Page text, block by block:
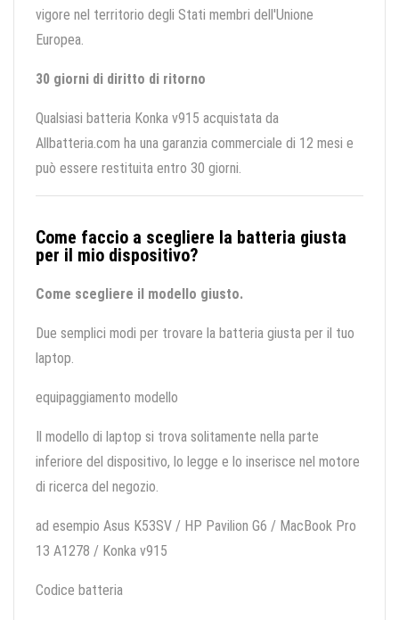
vigore nel territorio degli Stati membri dell'Unione
Europea.
30 giorni di diritto di ritorno
Qualsiasi batteria Konka v915 acquistata da
Allbatteria.com ha una garanzia commerciale di 12 mesi e
può essere restituita entro 30 giorni.
Come faccio a scegliere la batteria giusta
per il mio dispositivo?
Come scegliere il modello giusto.
Due semplici modi per trovare la batteria giusta per il tuo
laptop.
equipaggiamento modello
Il modello di laptop si trova solitamente nella parte
inferiore del dispositivo, lo legge e lo inserisce nel motore
di ricerca del negozio.
ad esempio Asus K53SV / HP Pavilion G6 / MacBook Pro
13 A1278 / Konka v915
Codice batteria